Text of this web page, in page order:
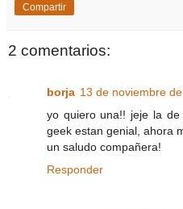
Compartir
2 comentarios:
borja 13 de noviembre
yo quiero una!! jeje la
geek estan genial, ahora
un saludo compañera!
Responder